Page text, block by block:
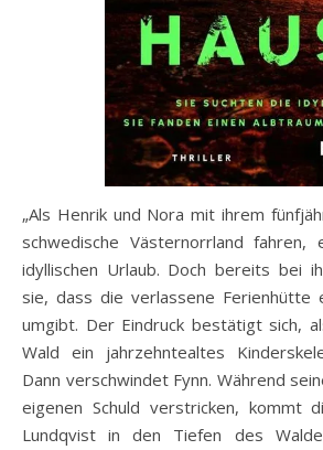
„Als Henrik und Nora mit ihrem
schwedische Västernorrland fahren,
idyllischen Urlaub. Doch bereits bei
sie, dass die verlassene Ferienhütte
umgibt. Der Eindruck bestätigt sich,
Wald ein jahrzehntealtes
Dann verschwindet Fynn. Während
eigenen Schuld verstricken, kommt
Lundqvist in den Tiefen des